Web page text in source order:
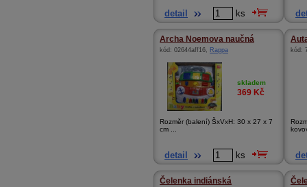
detail ks
Archa Noemova naučná
kód: 02644aff16, Rappa
skladem
369 Kč
Rozměr (balení) ŠxVxH: 30 x 27 x 7
cm ...
detail ks
kód:
Čelenka indiánská